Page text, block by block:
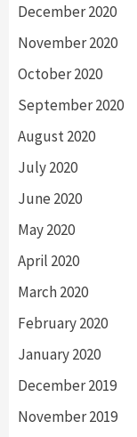
December 2020
November 2020
October 2020
September 2020
August 2020
July 2020
June 2020
May 2020
April 2020
March 2020
February 2020
January 2020
December 2019
November 2019